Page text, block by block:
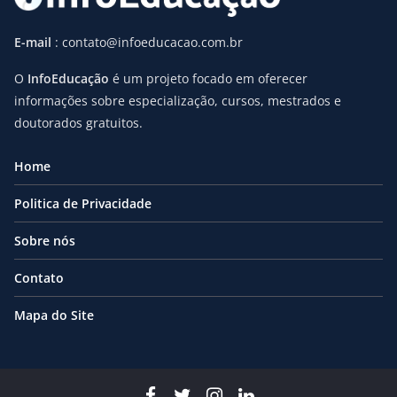
E-mail : contato@infoeducacao.com.br
O InfoEducação é um projeto focado em oferecer
informações sobre especialização, cursos, mestrados e
doutorados gratuitos.
Home
Politica de Privacidade
Sobre nós
Contato
Mapa do Site